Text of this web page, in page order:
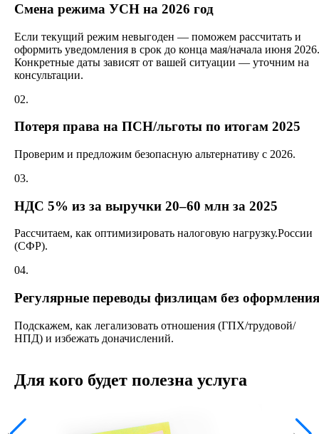
Смена режима УСН на 2026 год
Если текущий режим невыгоден — поможем рассчитать и
оформить уведомления в срок до конца мая/начала июня 2026.
Конкретные даты зависят от вашей ситуации — уточним на
консультации.
02.
Потеря права на ПСН/льготы по итогам 2025
Проверим и предложим безопасную альтернативу с 2026.
03.
НДС 5% из за выручки 20–60 млн за 2025
Рассчитаем, как оптимизировать налоговую нагрузку.России
(СФР).
04.
Регулярные переводы физлицам без оформления
Подскажем, как легализовать отношения (ГПХ/трудовой/
НПД) и избежать доначислений.
Для кого будет полезна услуга